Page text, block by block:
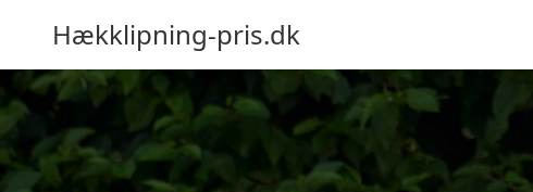
Hækklipning-pris.dk